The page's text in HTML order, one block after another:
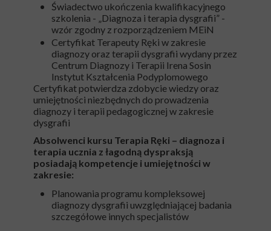
Świadectwo ukończenia kwalifikacyjnego
szkolenia - „Diagnoza i terapia dysgrafii” -
wzór zgodny z rozporządzeniem MEiN
Certyfikat Terapeuty Ręki w zakresie
diagnozy oraz terapii dysgrafii wydany przez
Centrum Diagnozy i Terapii Irena Sosin
Instytut Kształcenia Podyplomowego
Certyfikat potwierdza zdobycie wiedzy oraz
umiejętności niezbędnych do prowadzenia
diagnozy i terapii pedagogicznej w zakresie
dysgrafii
Absolwenci kursu Terapia Ręki – diagnoza i
terapia ucznia z łagodną dyspraksją
posiadają kompetencje i umiejętności w
zakresie:
Planowania programu kompleksowej
diagnozy dysgrafii uwzględniającej badania
szczegółowe innych specjalistów